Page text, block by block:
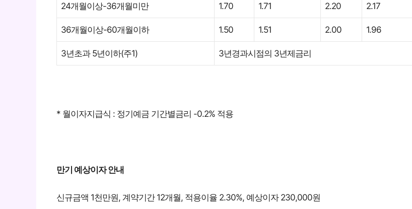
24개월이상-36개월미만 1.70 1.71 2.20 2.17
36개월이상-60개월이하 1.50 1.51 2.00 1.96
3년초과 5년이하(주1) 3년경과시점의 3년제금리
* 월이자지급식 : 정기예금 기간별금리 -0.2% 적용
만기 예상이자 안내
신규금액 1천만원, 계약기간 12개월, 적용이율 2.30%, 예상이자 230,000원